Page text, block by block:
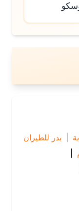
للطيران